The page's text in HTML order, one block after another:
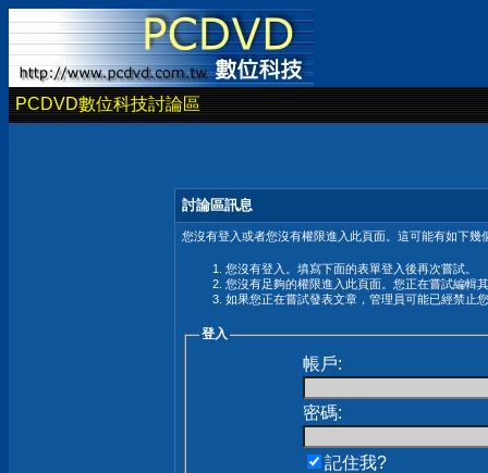
PCDVD數位科技討論區
討論區訊息
您沒有登入或者您沒有權限進入此頁面。這可能有如下幾
您沒有登入。填寫下面的表單登入後再次嘗試。
您沒有足夠的權限進入此頁面。您正在嘗試編輯
如果您正在嘗試發表文章，管理員可能已經禁止
登入
帳戶:
密碼:
記住我?